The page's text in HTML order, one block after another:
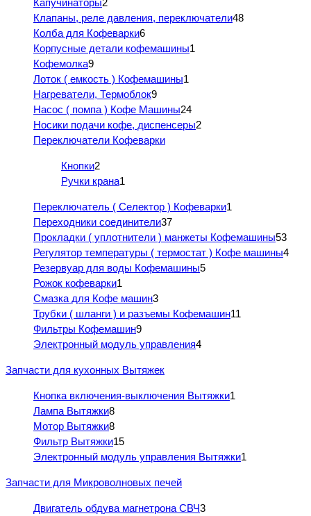
Капучинаторы2
Клапаны, реле давления, переключатели48
Колба для Кофеварки6
Корпусные детали кофемашины1
Кофемолка9
Лоток ( емкость ) Кофемашины1
Нагреватели, Термоблок9
Насос ( помпа ) Кофе Машины24
Носики подачи кофе, диспенсеры2
Переключатели Кофеварки
Кнопки2
Ручки крана1
Переключатель ( Селектор ) Кофеварки1
Переходники соединители37
Прокладки ( уплотнители ) манжеты Кофемашины53
Регулятор температуры ( термостат ) Кофе машины4
Резервуар для воды Кофемашины5
Рожок кофеварки1
Смазка для Кофе машин3
Трубки ( шланги ) и разъемы Кофемашин11
Фильтры Кофемашин9
Электронный модуль управления4
Запчасти для кухонных Вытяжек
Кнопка включения-выключения Вытяжки1
Лампа Вытяжки8
Мотор Вытяжки8
Фильтр Вытяжки15
Электронный модуль управления Вытяжки1
Запчасти для Микроволновых печей
Двигатель обдува магнетрона СВЧ3